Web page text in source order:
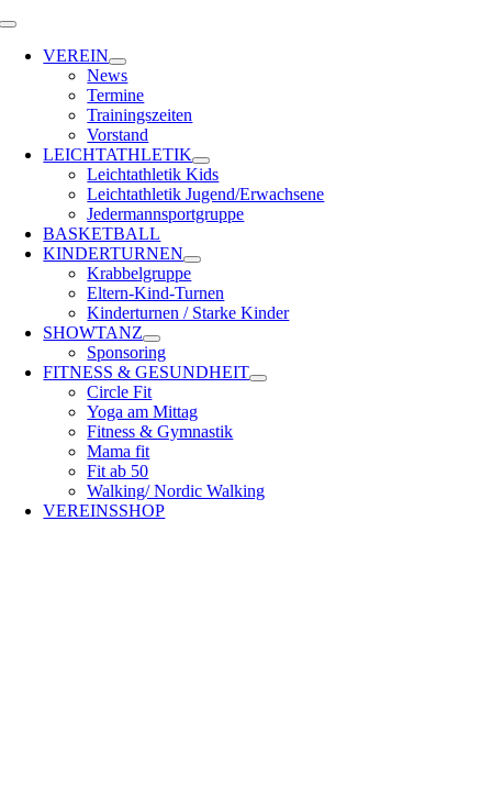
Zum
springen
Toggle
NavigationVEREIN
News
Termine
Trainingszeiten
Vorstand
LEICHTATHLETIK
Leichtathletik Kids
Leichtathletik Jugend/Erwachsene
Jedermannsportgruppe
BASKETBALL
KINDERTURNEN
Krabbelgruppe
Eltern-Kind-Turnen
Kinderturnen / Starke Kinder
SHOWTANZ
Sponsoring
FITNESS & GESUNDHEIT
Circle Fit
Yoga am Mittag
Fitness & Gymnastik
Mama fit
Fit ab 50
Walking/ Nordic Walking
VEREINSSHOP